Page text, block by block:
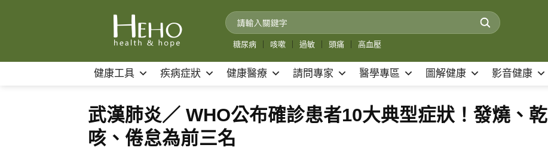
糖尿病 咳嗽 過敏 頭痛 高血壓
健康工具 疾病症狀 健康醫療 請問專家 醫學專區 圖解健康 影音健康
武漢肺炎／ WHO公布確診患者10大典型症狀！發燒、乾
咳、倦怠為前三名